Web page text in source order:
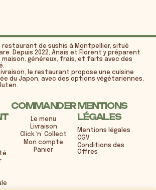
restaurant de sushis à Montpellier, situé
Depuis 2022, Anaïs et Florent y préparent
généreux, frais, et faits avec des
le restaurant propose une cuisine
du Japon, avec des options végétariennes,
COMMANDER
Le menu
Livraison
Click ‘n’ Collect
Mon compte
Panier
MENTIONS
LÉGALES
Mentions légales
CGV
Conditions des
Offres